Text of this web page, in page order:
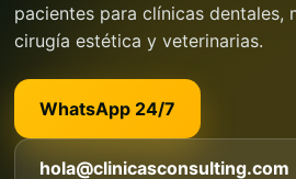
pacientes para clínicas dentales,
cirugía estética y veterinarias.
WhatsApp 24/7
hola@clinicasconsulting.com